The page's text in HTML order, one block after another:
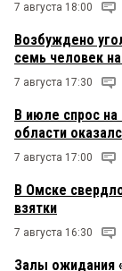
7 августа 18:00
Возбуждено
семь человек
7 августа 17:30
В июле спрос
области
7 августа 17:00
В Омске
взятки
7 августа 16:30
Залы ожидания